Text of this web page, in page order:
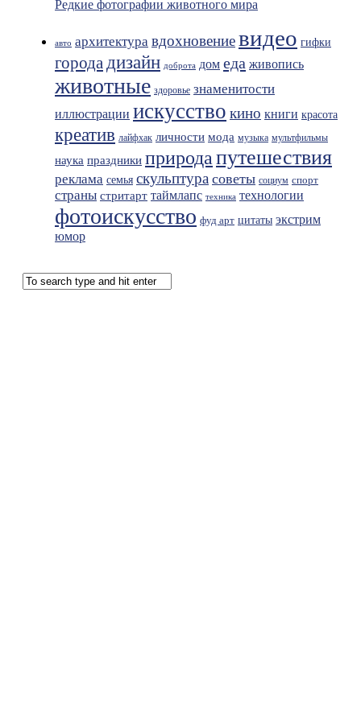
Редкие фотографии животного мира
авто архитектура вдохновениевидео гифки
городадизайн доброта дом еда живопись
животные здоровье знаменитости
иллюстрации искусство кино книги красота
креатив лайфхак личности мода музыка мультфильмы
наука праздники природапутешествия
реклама семья скульптура советы социум спорт
страны стритарт таймлапс техника технологии
фотоискусство фуд арт цитаты экстрим
юмор